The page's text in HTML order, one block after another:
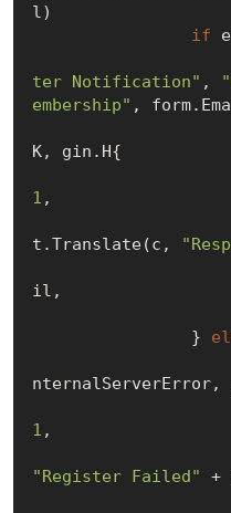
l)
if
ter Notification" ,
embership" ,
K, gin.H{
1 ,
t.Translate(c,
il ,
		}
nternalServerError,
1 ,
"Register Failed" +